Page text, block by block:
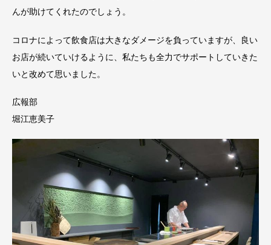
んが助けてくれたのでしょう。
コロナによって飲食店は大きなダメージを負っていますが、良い
お店が続いていけるように、私たちも全力でサポートしていきた
いと改めて思いました。
広報部
堀江恵美子